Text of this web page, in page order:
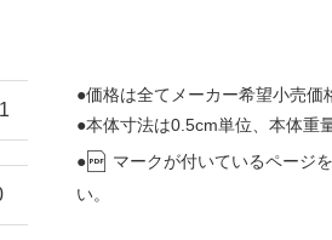
●価格は全てメーカー希望小売価
●本体寸法は0.5cm単位、本体重
●
マークが付いているページ
い。